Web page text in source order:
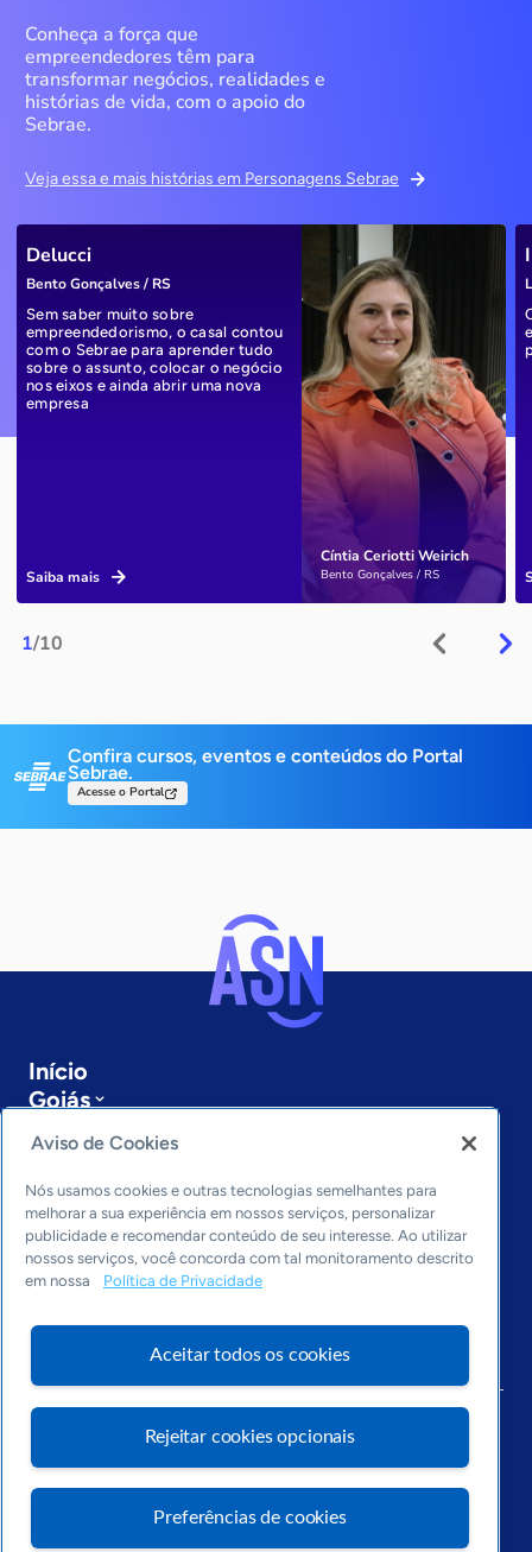
Conheça a força que
empreendedores têm para
transformar negócios, realidades e
histórias de vida, com o apoio do
Sebrae.
Veja essa e mais histórias em Personagens Sebrae
1/10
Cíntia Ceriotti Weirich
Bento Gonçalves / RS
Delucci
Bento Gonçalves / RS
Sem saber muito sobre
empreendedorismo, o casal contou
com o Sebrae para aprender tudo
sobre o assunto, colocar o negócio
nos eixos e ainda abrir uma nova
empresa
Saiba mais
Confira cursos, eventos e conteúdos do Portal
Sebrae.
Acesse o Portal
Início
Goiás
Últimas notícias
Entre em contato
Editorias
Economia & Política
Inovação & Tecnologia
Arquivo
Aviso de Cookies
Nós usamos cookies e outras tecnologias semelhantes para
melhorar a sua experiência em nossos serviços, personalizar
publicidade e recomendar conteúdo de seu interesse. Ao utilizar
nossos serviços, você concorda com tal monitoramento descrito
em nossa
Política de Privacidade
Aceitar todos os cookies
Rejeitar cookies opcionais
Preferências de cookies